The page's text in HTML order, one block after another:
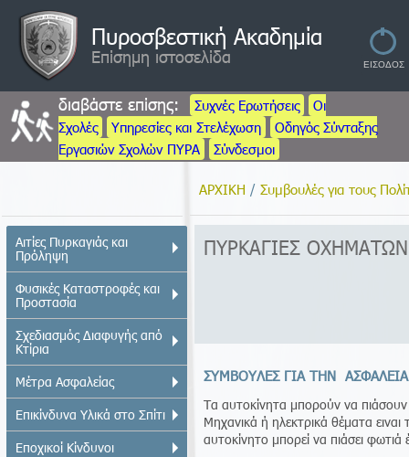
Πυροσβεστική Ακαδημία
Επίσημη ιστοσελίδα
Αιτίες Πυρκαγιάς και
Πρόληψη
Φυσικές Καταστροφές και
Προστασία
Σχεδιασμός Διαφυγής από
Κτίρια
Μέτρα Ασφαλείας
Επικίνδυνα Υλικά στο Σπίτι
Εποχικοί Κίνδυνοι
ΑΡΧΙΚΗ / Συμβουλές για τους
διαβάστε επίσης: Συχνές Ερωτήσεις
Οι
Σχολές
Υπηρεσίες και Στελέχωση
Οδηγός Σύνταξης
Εργασιών Σχολών ΠΥΡΑ
Σύνδεσμοι
ΠΥΡΚΑΓΙΕΣ ΟΧΗΜΑΤΩΝ
ΣΥΜΒΟΥΛΕΣ ΓΙΑ ΤΗΝ
Τα αυτοκίνητα μπορούν να πιάσουν
Μηχανικά ή ηλεκτρικά θέματα ειναι
αυτοκίνητο μπορεί να πιάσει